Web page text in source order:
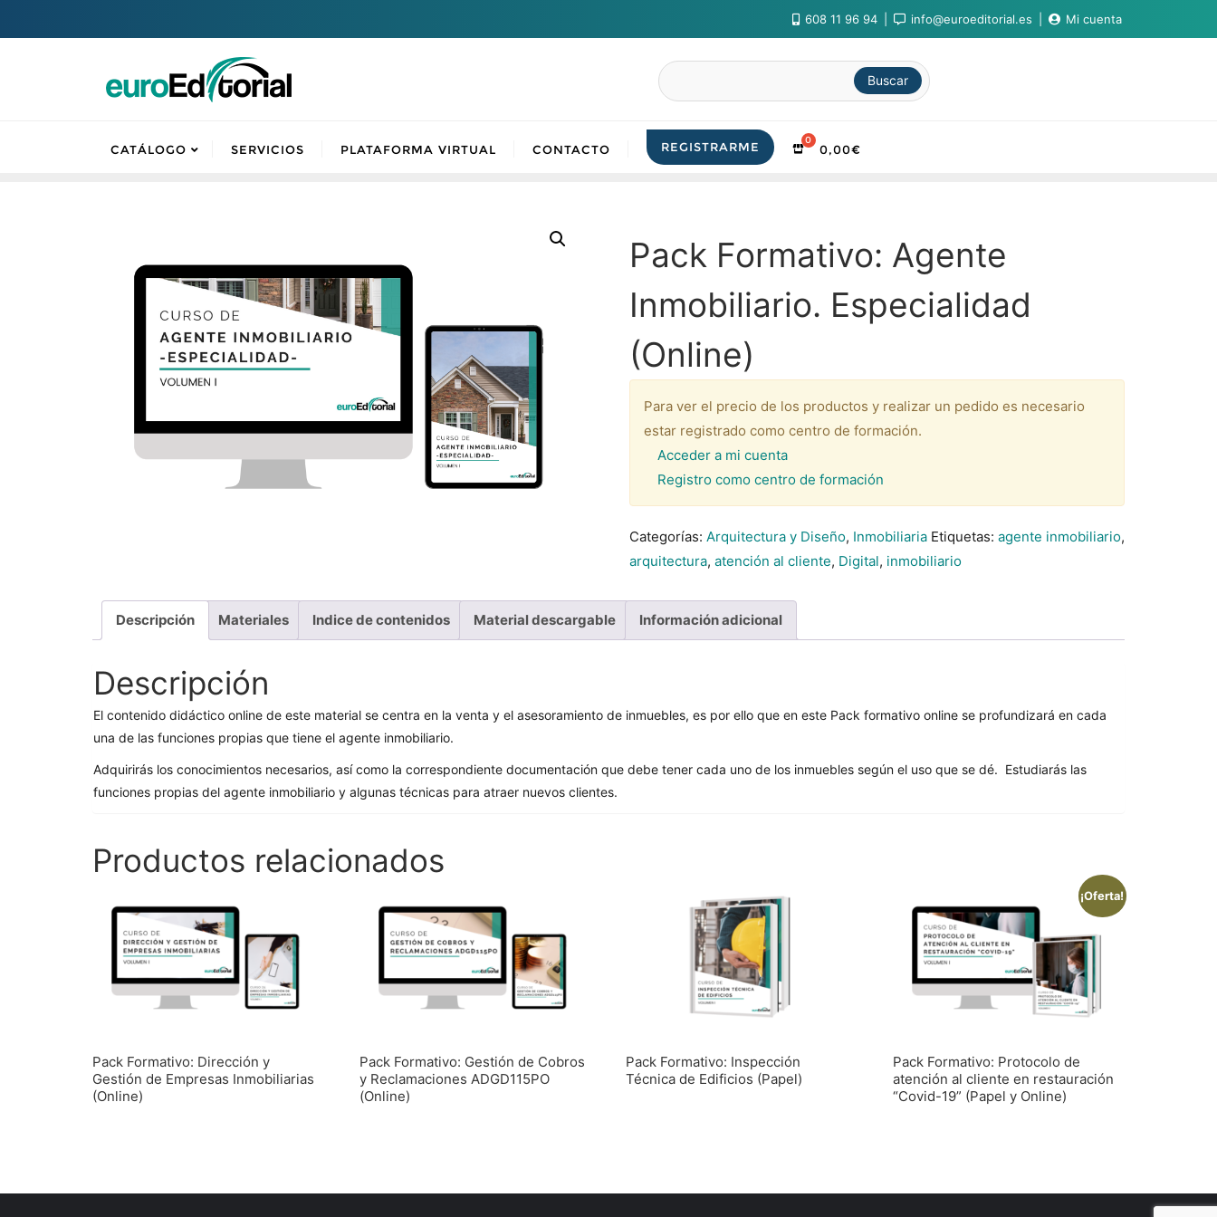
608 11 96 94 info@euroeditorial.es Mi cuenta
Buscar
CATÁLOGO SERVICIOS PLATAFORMA VIRTUAL CONTACTO REGISTRARME 0,00€
Pack Formativo: Agente
Inmobiliario. Especialidad
(Online)
Para ver el precio de los productos y realizar un pedido es necesario
estar registrado como centro de formación.
Acceder a mi cuenta
Registro como centro de formación
Categorías: Arquitectura y Diseño, Inmobiliaria Etiquetas: agente inmobiliario,
arquitectura, atención al cliente, Digital, inmobiliario
Descripción Materiales Indice de contenidos Material descargable Información adicional
Descripción
El contenido didáctico online de este material se centra en la venta y el asesoramiento de inmuebles, es por ello que en este Pack formativo online se profundizará en cada
una de las funciones propias que tiene el agente inmobiliario.
Adquirirás los conocimientos necesarios, así como la correspondiente documentación que debe tener cada uno de los inmuebles según el uso que se dé. Estudiarás las
funciones propias del agente inmobiliario y algunas técnicas para atraer nuevos clientes.
Productos relacionados
Pack Formativo: Dirección y
Gestión de Empresas Inmobiliarias
(Online)
Pack Formativo: Gestión de Cobros
y Reclamaciones ADGD115PO
(Online)
Pack Formativo: Inspección
Técnica de Edificios (Papel)
¡Oferta!
Pack Formativo: Protocolo de
atención al cliente en restauración
“Covid-19” (Papel y Online)